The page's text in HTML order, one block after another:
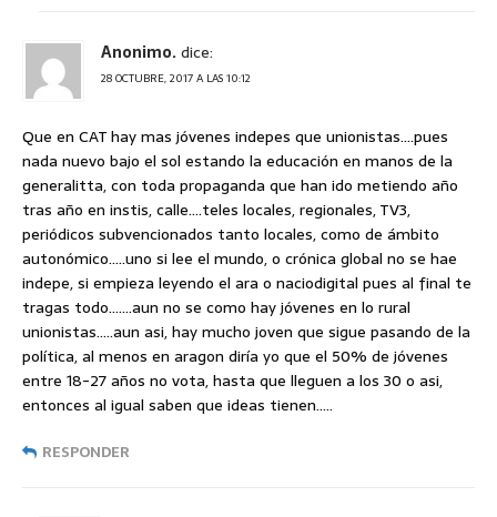
Anonimo.dice:
28 OCTUBRE, 2017 A LAS 10:12
Que en CAT hay mas jóvenes indepes que unionistas….pues
nada nuevo bajo el sol estando la educación en manos de la
generalitta, con toda propaganda que han ido metiendo año
tras año en instis, calle….teles locales, regionales, TV3,
periódicos subvencionados tanto locales, como de ámbito
autonómico…..uno si lee el mundo, o crónica global no se hae
indepe, si empieza leyendo el ara o naciodigital pues al final te
tragas todo…….aun no se como hay jóvenes en lo rural
unionistas…..aun asi, hay mucho joven que sigue pasando de la
política, al menos en aragon diría yo que el 50% de jóvenes
entre 18-27 años no vota, hasta que lleguen a los 30 o asi,
entonces al igual saben que ideas tienen…..
RESPONDER